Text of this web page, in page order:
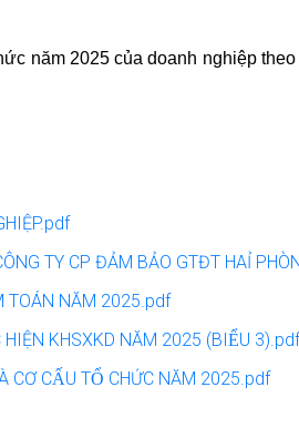
năm 2025 của doanh nghiệp
TY CP ĐẢM BẢO GTĐT HAỈ
TOÁN NĂM 2025.pdf
KHSXKD NĂM 2025 (BIỂU 3).pdf
CƠ CẤU TỔ CHỨC NĂM 2025.pdf